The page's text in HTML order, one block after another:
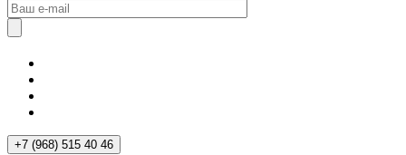
+7 (968) 515 40 46